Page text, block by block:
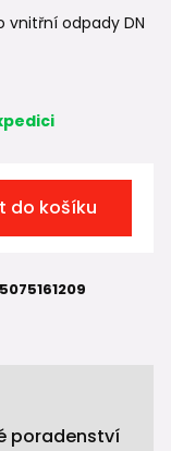
vnitřní odpady DN
do košíku
poradenství